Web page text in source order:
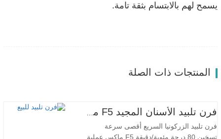
يسمح لهم بالابتسام بثقة تامة.
المنتجات ذات الصلة
فرن تلبيد الأسنان المجيد F5 ماكس
فرن تلبيد الزركونيا السريع أقصى سرعة
تسخين 80 درجة مئوية/دقيقة F5 ماكس عملية